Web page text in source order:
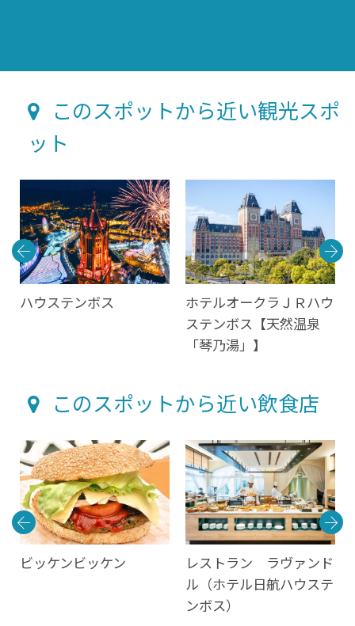
このスポットから近い観光スポ
ット
ハウステンボス
ホテルオークラＪＲハウ
ステンボス【天然温泉
「琴乃湯」】
このスポットから近い飲食店
ビッケンビッケン
レストラン ラヴァンド
ル（ホテル日航ハウステ
ンボス）